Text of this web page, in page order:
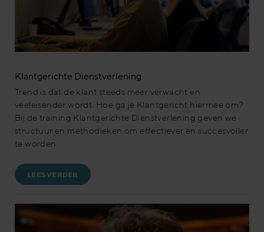
Klantgerichte Dienstverlening
Trend is dat de klant steeds meer verwacht en
veeleisender wordt. Hoe ga je Klantgericht hiermee om?
Bij de training Klantgerichte Dienstverlening geven we
structuur en methodieken om effectiever en succesvoller
te worden.
LEES VERDER